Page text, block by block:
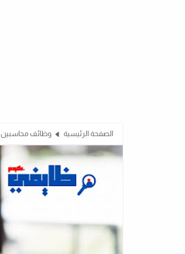
الصفحة الرئيسية وظائف محاسبين